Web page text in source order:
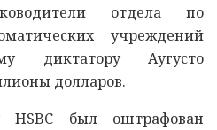
отдела по
учреждений
диктатору Аугусто
долларов.
был оштрафован